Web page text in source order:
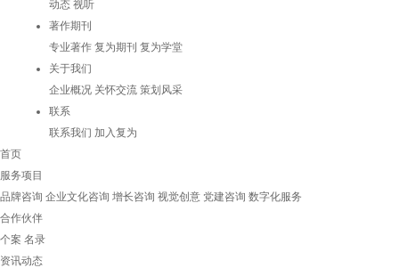
动态 视听
著作期刊
专业著作 复为期刊 复为学堂
关于我们
企业概况 关怀交流 策划风采
联系
联系我们 加入复为
首页
服务项目
品牌咨询 企业文化咨询 增长咨询 视觉创意 党建咨询 数字化服务
合作伙伴
个案 名录
资讯动态